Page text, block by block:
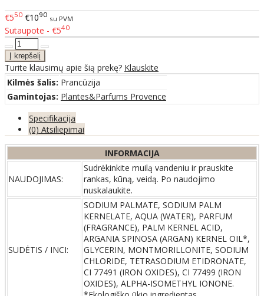
€550 €1090 su PVM
Sutaupote - €540
Turite klausimų apie šią prekę? Klauskite
Kilmės šalis: Prancūzija
Gamintojas: Plantes&Parfums Provence
Specifikacija
(0) Atsiliepimai
INFORMACIJA
NAUDOJIMAS:
Sudrėkinkite muilą vandeniu ir prauskite
rankas, kūną, veidą. Po naudojimo
nuskalaukite.
SUDĖTIS / INCI:
SODIUM PALMATE, SODIUM PALM
KERNELATE, AQUA (WATER), PARFUM
(FRAGRANCE), PALM KERNEL ACID,
ARGANIA SPINOSA (ARGAN) KERNEL OIL*,
GLYCERIN, MONTMORILLONITE, SODIUM
CHLORIDE, TETRASODIUM ETIDRONATE,
CI 77491 (IRON OXIDES), CI 77499 (IRON
OXIDES), ALPHA-ISOMETHYL IONONE.